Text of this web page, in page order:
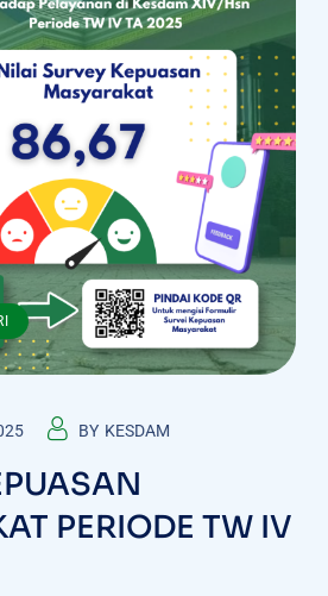
BY KESDAM
PERIODE TW IV